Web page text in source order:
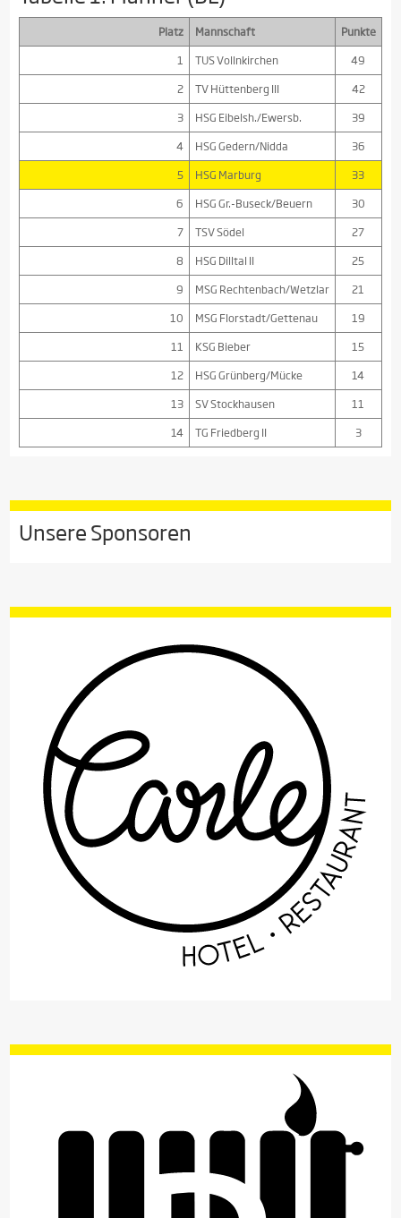
Platz Mannschaft
Punkte
1
TUS Vollnkirchen
49
2
TV Hüttenberg III
42
3
HSG Eibelsh./Ewersb.
39
4
HSG Gedern/Nidda
36
5
HSG Marburg
33
6
HSG Gr.-Buseck/Beuern
30
7
TSV Södel
27
8
HSG Dilltal II
25
9
MSG Rechtenbach/Wetzlar
21
10
MSG Florstadt/Gettenau
19
11
KSG Bieber
15
12
HSG Grünberg/Mücke
14
13
SV Stockhausen
11
14
TG Friedberg II 3
Unsere Sponsoren